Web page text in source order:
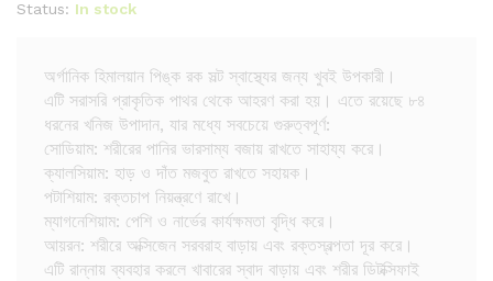
Status: In stock
অর্গানিক হিমালয়ান পিঙ্ক রক সল্ট স্বাস্থ্যের জন্য খুবই উপকারী।
এটি সরাসরি প্রাকৃতিক পাথর থেকে আহরণ করা হয়। এতে রয়েছে ৮৪
ধরনের খনিজ উপাদান, যার মধ্যে সবচেয়ে গুরুত্বপূর্ণ:
সোডিয়াম: শরীরের পানির ভারসাম্য বজায় রাখতে সাহায্য করে।
ক্যালসিয়াম: হাড় ও দাঁত মজবুত রাখতে সহায়ক।
পটাশিয়াম: রক্তচাপ নিয়ন্ত্রণে রাখে।
ম্যাগনেশিয়াম: পেশি ও নার্ভের কার্যক্ষমতা বৃদ্ধি করে।
আয়রন: শরীরে অক্সিজেন সরবরাহ বাড়ায় এবং রক্তস্বল্পতা দূর করে।
এটি রান্নায় ব্যবহার করলে খাবারের স্বাদ বাড়ায় এবং শরীর ডিটক্সিফাই